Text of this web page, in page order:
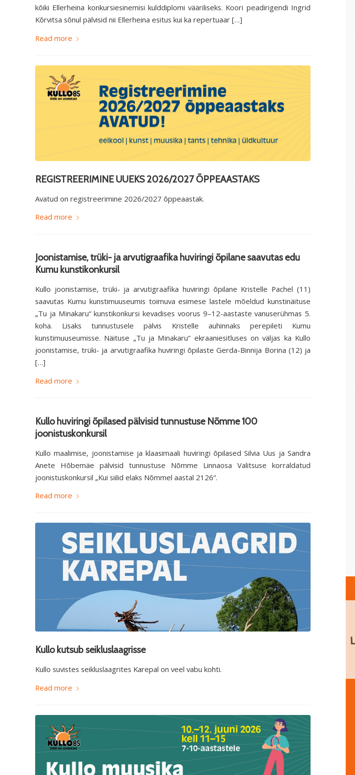
kõiki Ellerheina konkursiesinemisi kulddiplomi vääriliseks. Koori peadirigendi Ingrid
Kõrvitsa sõnul pälvisid nii Ellerheina esitus kui ka repertuaar […]
Read more
REGISTREERIMINE UUEKS 2026/2027 ÕPPEAASTAKS
Avatud on registreerimine 2026/2027 õppeaastak.
Read more
Joonistamise, trüki- ja arvutigraafika huviringi õpilane saavutas edu
Kumu kunstikonkursil
Kullo joonistamise, trüki- ja arvutigraafika huviringi õpilane Kristelle Pachel (11)
saavutas Kumu kunstimuuseumis toimuva esimese lastele mõeldud kunstinäituse
„Tu ja Minakaru“ kunstikonkursi kevadises voorus 9–12-aastaste vanuserühmas 5.
koha. Lisaks tunnustusele pälvis Kristelle auhinnaks perepileti Kumu
kunstimuuseumisse. Näituse „Tu ja Minakaru“ ekraaniesitluses on väljas ka Kullo
joonistamise, trüki- ja arvutigraafika huviringi õpilaste Gerda-Binnija Borina (12) ja
[…]
Read more
Kullo huviringi õpilased pälvisid tunnustuse Nõmme 100
joonistuskonkursil
Kullo maalimise, joonistamise ja klaasimaali huviringi õpilased Silvia Uus ja Sandra
Anete Hõbemäe pälvisid tunnustuse Nõmme Linnaosa Valitsuse korraldatud
joonistuskonkursil „Kui siilid elaks Nõmmel aastal 2126“.
Read more
Kullo kutsub seikluslaagrisse
Kullo suvistes seikluslaagrites Karepal on veel vabu kohti.
Read more